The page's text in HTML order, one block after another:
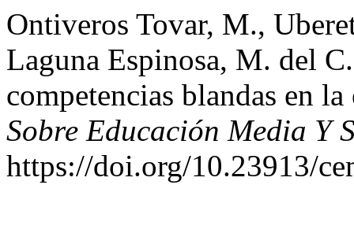
Ontiveros Tovar, M.,
Laguna Espinosa, M. del
competencias blandas en
Sobre Educación Media Y
https://doi.org/10.23913/